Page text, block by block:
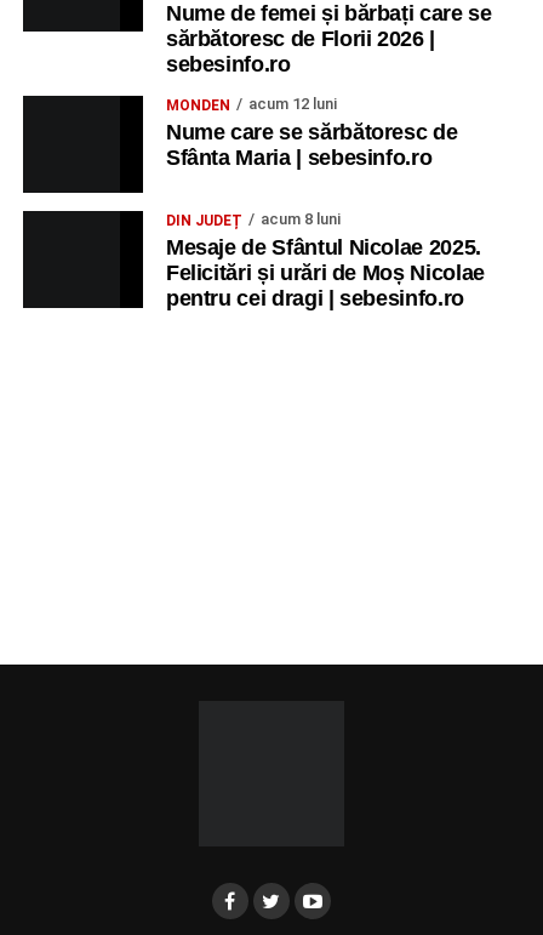
Nume de femei și bărbați care se
sărbătoresc de Florii 2026 |
sebesinfo.ro
MONDEN acum 12 luni
Nume care se sărbătoresc de
Sfânta Maria | sebesinfo.ro
DIN JUDEȚ acum 8 luni
Mesaje de Sfântul Nicolae 2025.
Felicitări și urări de Moș Nicolae
pentru cei dragi | sebesinfo.ro